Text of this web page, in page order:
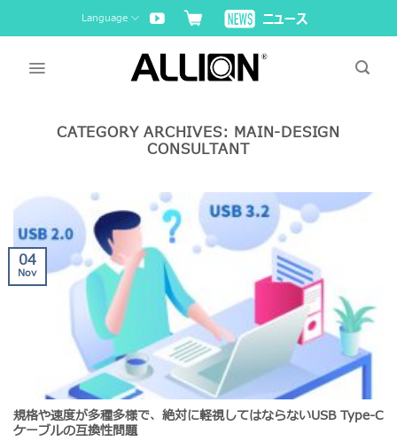
to
Language
CATEGORY ARCHIVES: MAIN-DESIGN
CONSULTANT
規格や速度が多種多様で、絶対に軽視してはならないUSB Type-C
ケーブルの互換性問題
04
Nov